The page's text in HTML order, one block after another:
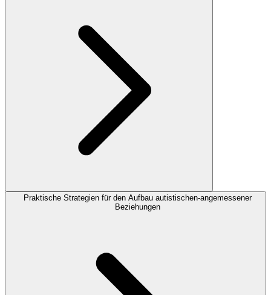
Praktische Strategien für den Aufbau autistischen-angemessener
Beziehungen